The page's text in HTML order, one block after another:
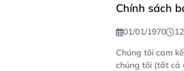
Chính sách
01/01/1970
Chúng tôi cam
chúng tôi (tất cả